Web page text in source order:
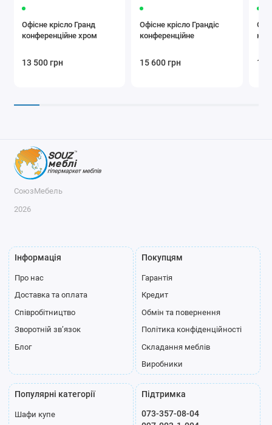
Офісне крісло Гранд
конференційне хром
13 500 грн
Офісне крісло Грандіс
конференційне
15 600 грн 15
СоюзМебель
2026
Інформація
Про нас
Доставка та оплата
Співробітництво
Зворотній зв’язок
Блог
Покупцям
Гарантія
Кредит
Обмін та повернення
Політика конфіденційності
Складання меблів
Виробники
Популярні категорії
Шафи купе
Підтримка
073-357-08-04